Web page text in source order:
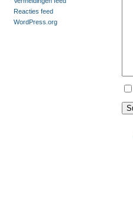
Reacties feed
WordPress.org